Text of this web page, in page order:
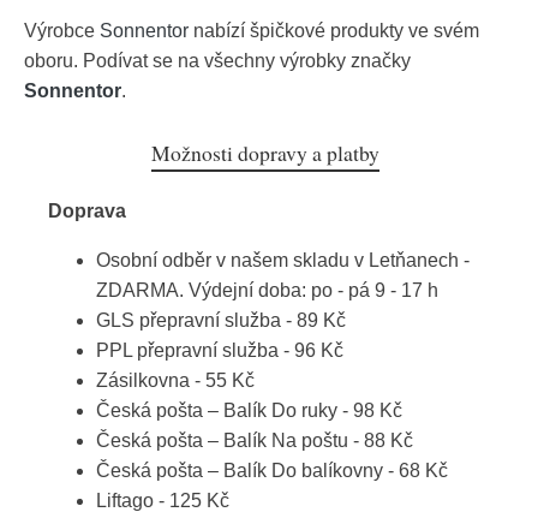
Výrobce Sonnentor nabízí špičkové produkty ve svém
oboru. Podívat se na všechny výrobky značky
Sonnentor.
Možnosti dopravy a platby
Doprava
Osobní odběr v našem skladu v Letňanech -
ZDARMA. Výdejní doba: po - pá 9 - 17 h
GLS přepravní služba - 89 Kč
PPL přepravní služba - 96 Kč
Zásilkovna - 55 Kč
Česká pošta – Balík Do ruky - 98 Kč
Česká pošta – Balík Na poštu - 88 Kč
Česká pošta – Balík Do balíkovny - 68 Kč
Liftago - 125 Kč